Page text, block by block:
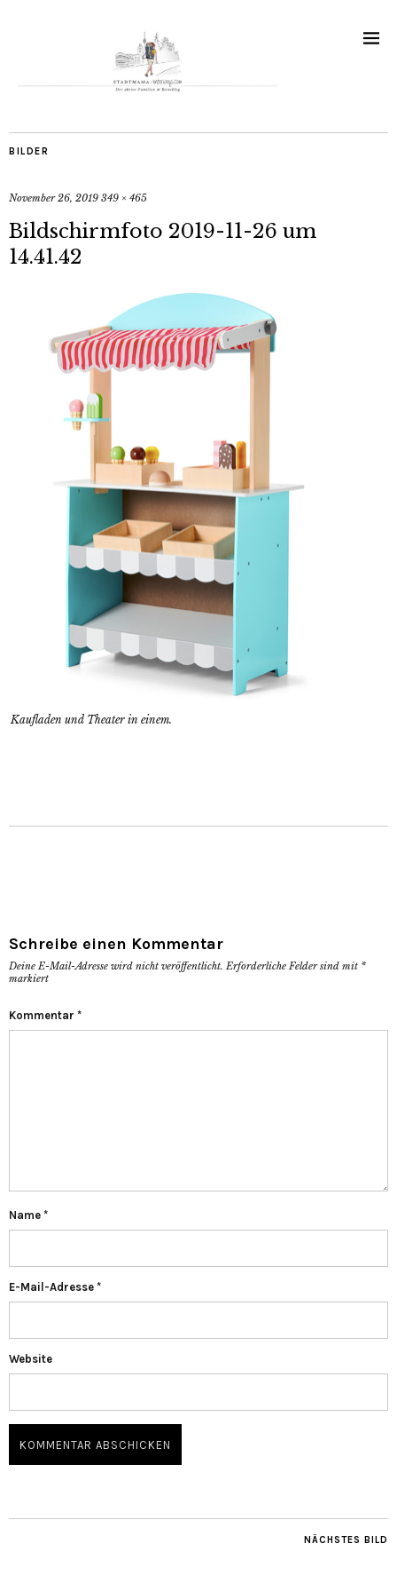
BILDER
November 26, 2019 349 × 465
Bildschirmfoto 2019-11-26 um
14.41.42
Kaufladen und Theater in einem.
Schreibe einen Kommentar
Deine E-Mail-Adresse wird nicht veröffentlicht. Erforderliche Felder sind mit *
markiert
Kommentar *
Name *
E-Mail-Adresse *
Website
NÄCHSTES BILD